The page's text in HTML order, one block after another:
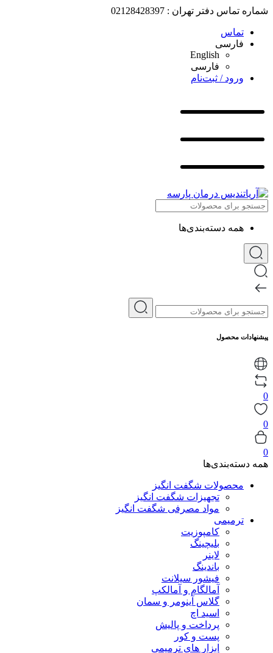
شماره تماس دفتر تهران : 02128428397
تماس
فارسی
English
فارسی
ورود / ثبت‌نام
همه دسته‌بندی‌ها
پیشنهادات محصول
0
0
0
همه دسته‌بندی‌ها
محصولات شگفت انگیز
تجهیزات شگفت انگیز
مواد مصرفی شگفت انگیز
ترمیمی
کامپوزیت
بلیچینگ
لاینر
باندینگ
فیشور سیلانت
آمالگام و آمالکپ
گلاس آینومر و سمان
اسید اچ
پرداخت و پالیش
پست و کور
ابزار های ترمیمی